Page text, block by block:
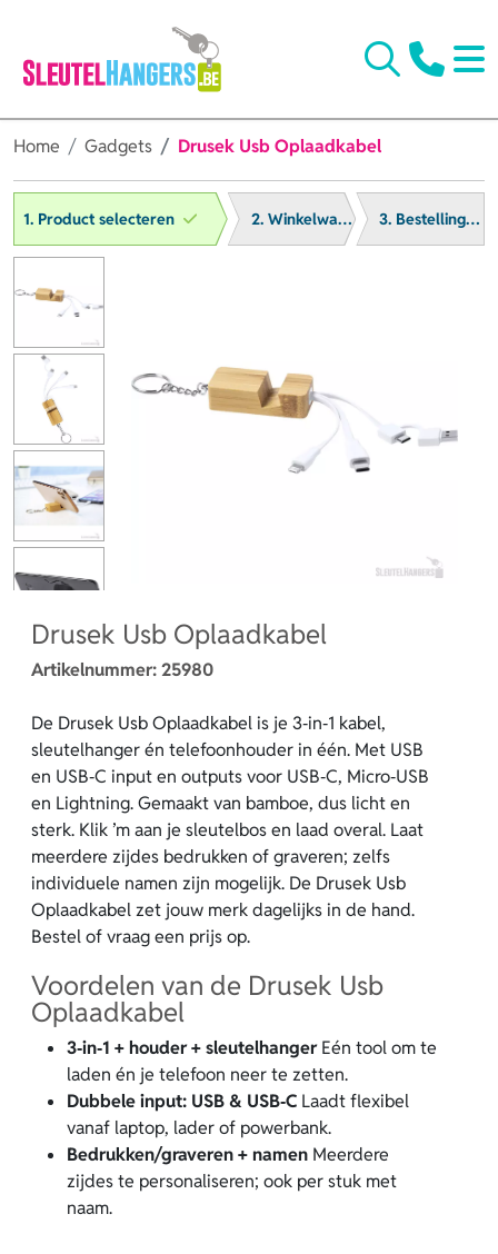
Home Gadgets Drusek Usb Oplaadkabel
1. Product selecteren 2. Winkelwagen 3. Bestelling afronden
Drusek Usb Oplaadkabel
Artikelnummer:25980
De Drusek Usb Oplaadkabel is je 3‑in‑1 kabel,
sleutelhanger én telefoonhouder in één. Met USB
en USB‑C input en outputs voor USB‑C, Micro‑USB
en Lightning. Gemaakt van bamboe, dus licht en
sterk. Klik ’m aan je sleutelbos en laad overal. Laat
meerdere zijdes bedrukken of graveren; zelfs
individuele namen zijn mogelijk. De Drusek Usb
Oplaadkabel zet jouw merk dagelijks in de hand.
Bestel of vraag een prijs op.
Voordelen van de Drusek Usb
Oplaadkabel
3‑in‑1 + houder + sleutelhangerEén tool om te
laden én je telefoon neer te zetten.
Dubbele input: USB & USB‑C Laadt flexibel
vanaf laptop, lader of powerbank.
Bedrukken/graveren + namen Meerdere
zijdes te personaliseren; ook per stuk met
naam.